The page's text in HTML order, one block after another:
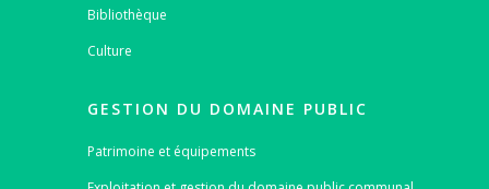
Bibliothèque
Culture
GESTION DU DOMAINE PUBLIC
Patrimoine et équipements